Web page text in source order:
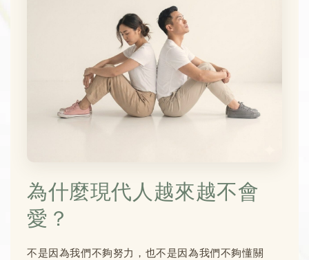
為什麼現代人越來越不會
愛？
不是因為我們不夠努力，也不是因為我們不夠懂關